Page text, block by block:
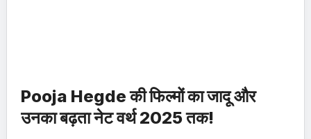
Pooja Hegde की फिल्मों का जादू और
उनका बढ़ता नेट वर्थ 2025 तक!